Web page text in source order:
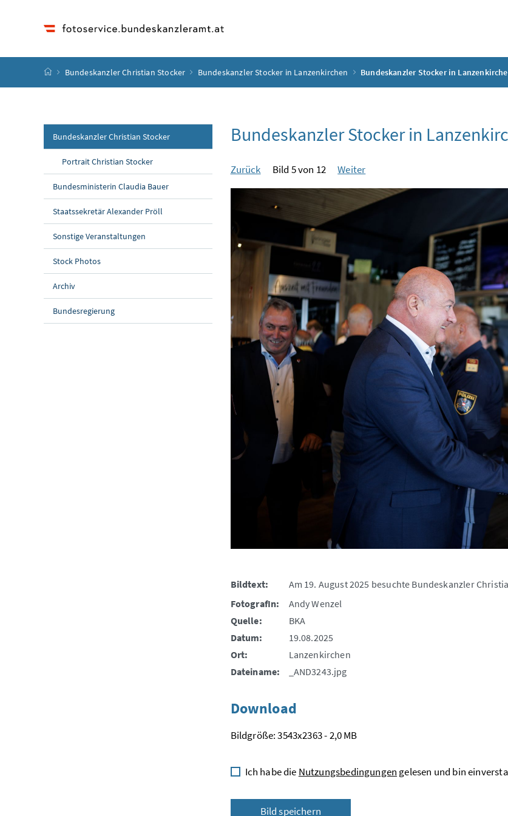
Startseite
Bundeskanzler Christian Stocker Bundeskanzler Stocker in Lanzenkirchen Bundeskanzler Stocker in
Bundeskanzler Christian Stocker
Portrait Christian Stocker
Bundesministerin Claudia Bauer
Staatssekretär Alexander Pröll
Sonstige Veranstaltungen
Stock Photos
Archiv
Bundesregierung
Bundeskanzler Stocker in
Zurück Bild 5 von 12 Weiter
Bildtext:
Am 19. August 2025 besuchte Bundeskanzler
FotografIn:
Andy Wenzel
Quelle:
BKA
Datum:
19.08.2025
Ort:
Lanzenkirchen
Dateiname:
_AND3243.jpg
Download
Bildgröße: 3543x2363 - 2,0 MB
Ich habe die Nutzungsbedingungen gelesen und bin
Bild speichern